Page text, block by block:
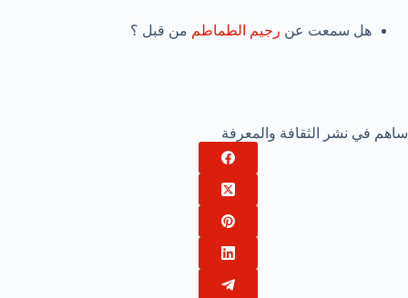
هل سمعت عن رجيم الطماطم من قبل ؟
ساهم في نشر الثقافة والمعرفة